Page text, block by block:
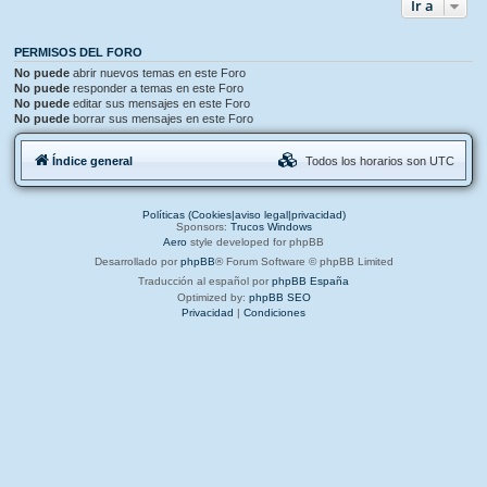
Ir a
PERMISOS DEL FORO
No puede abrir nuevos temas en este Foro
No puede responder a temas en este Foro
No puede editar sus mensajes en este Foro
No puede borrar sus mensajes en este Foro
Índice general Todos los horarios son UTC
Políticas (Cookies|aviso legal|privacidad)
Sponsors: Trucos Windows
Aero style developed for phpBB
Desarrollado por phpBB® Forum Software © phpBB Limited
Traducción al español por phpBB España
Optimized by: phpBB SEO
Privacidad | Condiciones